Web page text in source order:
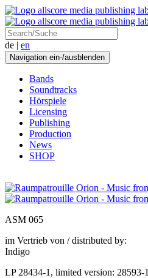
de | en
Navigation ein-/ausblenden
Bands
Soundtracks
Hörspiele
Licensing
Publishing
Production
News
SHOP
ASM 065
im Vertrieb von / distributed by:
Indigo
LP 28434-1, limited version: 28593-1